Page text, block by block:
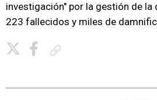
investigación" por la gestión de la
223 fallecidos y miles de